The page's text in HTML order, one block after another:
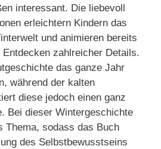
interessant. Die liebevoll
erleichtern Kindern das
und animieren bereits
zahlreicher Details.
das ganze Jahr
während der kalten
diese jedoch einen ganz
Bei dieser Wintergeschichte
Thema, sodass das Buch
des Selbstbewusstseins